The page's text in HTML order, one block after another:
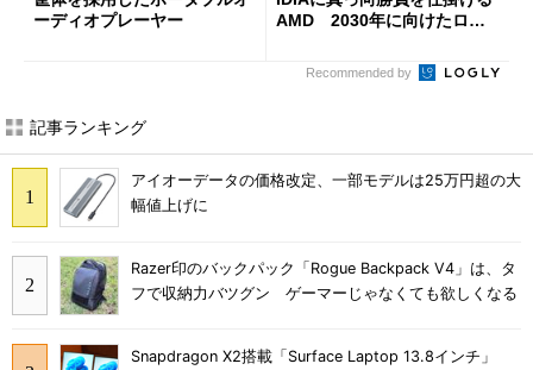
ーディオプレーヤー
AMD 2030年に向けたロー
Recommended by
記事ランキング
アイオーデータの価格改定、一部モデルは25万円超の大
幅値上げに
Razer印のバックパック「Rogue Backpack V4」は、タ
フで収納力バツグン ゲーマーじゃなくても欲しくなる
Snapdragon X2搭載「Surface Laptop 13.8インチ」